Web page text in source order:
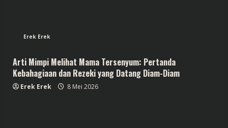
Erek Erek
Arti Mimpi Melihat Mama Tersenyum: Pertanda
Kebahagiaan dan Rezeki yang Datang Diam-Diam
Erek Erek 8 Mei 2026